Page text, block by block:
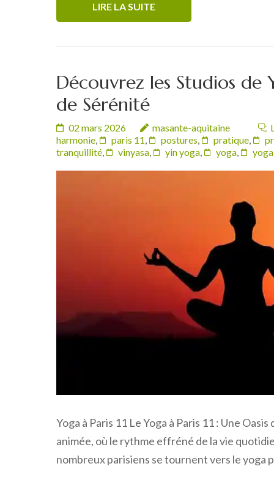
LIRE LA SUITE
Découvrez les Studios de
de Sérénité
02 mars 2026 masante-aquitaine
harmonie, paris 11, postures, pratique,
tranquillité, vinyasa, yin yoga, yoga,
Yoga à Paris 11 Le Yoga à Paris 11 : Une
animée, où le rythme effréné de la vie
nombreux parisiens se tournent vers le